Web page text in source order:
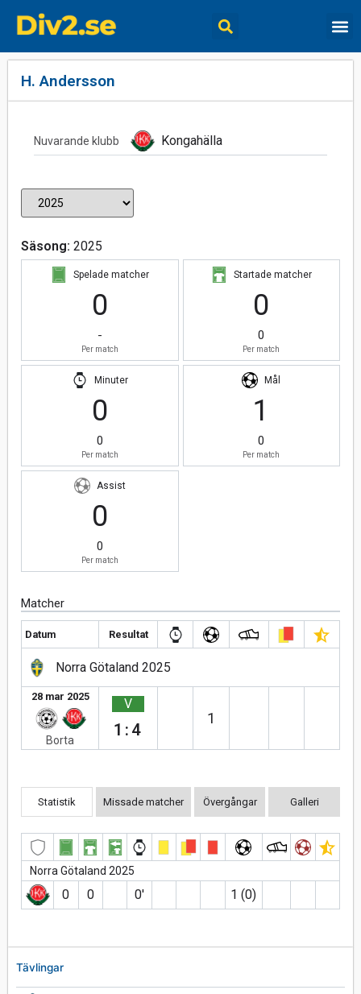
Tävlingar
H. Andersson
Nuvarande klubb Kongahälla
Säsong: 2025
Spelade matcher
0
-
Per match
Startade matcher
0
0
Per match
Minuter
0
0
Per match
Mål
1
0
Per match
Assist
0
0
Per match
Matcher
Datum Resultat
Norra Götaland 2025
28 mar 2025
Borta
V
1:4
1
Statistik Missade matcher Övergångar Galleri
Norra Götaland 2025
0 0 0′ 1 (0)